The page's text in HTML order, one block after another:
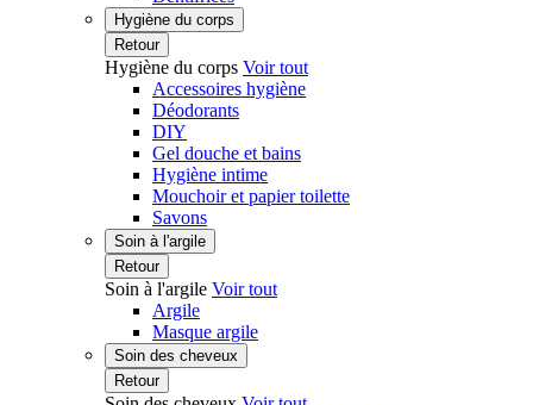
Hygiène du corps
Retour
Hygiène du corps Voir tout
Accessoires hygiène
Déodorants
DIY
Gel douche et bains
Hygiène intime
Mouchoir et papier toilette
Savons
Soin à l'argile
Retour
Soin à l'argile Voir tout
Argile
Masque argile
Soin des cheveux
Retour